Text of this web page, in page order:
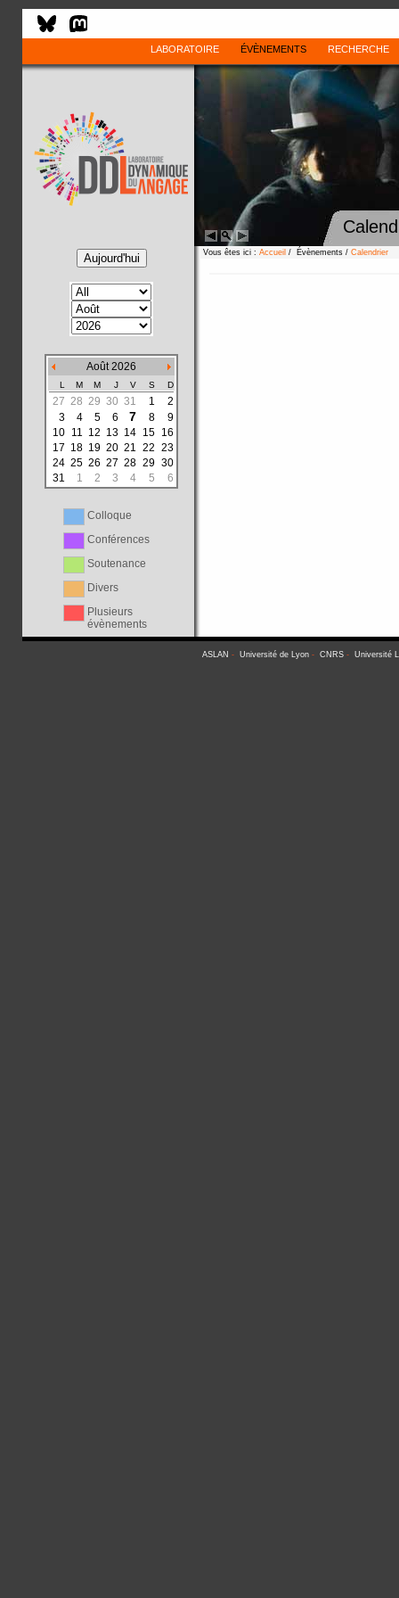
LABORATOIRE ÉVÈNEMENTS RECHERCHE
Août 2026
L M M J V S D
27 28 29 30 31 1
2
3
4 5 6 7 8
9
10 11 12 13 14 15 16
17 18 19 20 21 22 23
24 25 26 27 28 29 30
31
1 2 3 4 5 6
Colloque
Conférences
Soutenance
Divers
Plusieurs
évènements
Vous êtes ici : Accueil / Évènements / Calendrier
ASLAN - Université de Lyon- CNRS- Université